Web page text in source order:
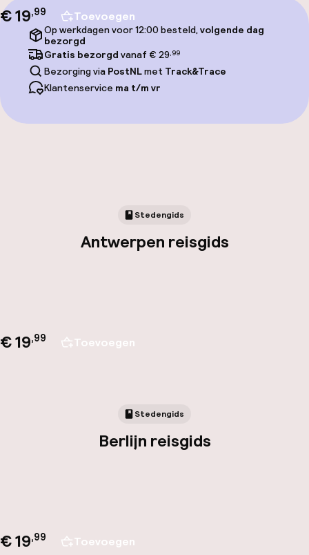
€ 19,99 Toevoegen
Op werkdagen voor 12:00 besteld,volgende dag
bezorgd
Gratis bezorgd vanaf € 29,99
Bezorging via PostNLmet Track&Trace
Klantenservice ma t/m vr
Stedengids
Antwerpen reisgids
€ 19,99 Toevoegen
Stedengids
Berlijn reisgids
€ 19,99 Toevoegen